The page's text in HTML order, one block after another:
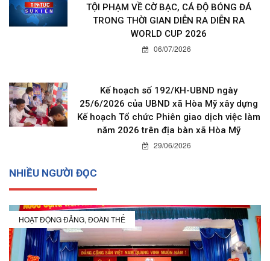
TỘI PHẠM VỀ CỜ BẠC, CÁ ĐỘ BÓNG ĐÁ
TRONG THỜI GIAN DIỄN RA DIỄN RA
WORLD CUP 2026
06/07/2026
Kế hoạch số 192/KH-UBND ngày
25/6/2026 của UBND xã Hòa Mỹ xây dựng
Kế hoạch Tổ chức Phiên giao dịch việc làm
năm 2026 trên địa bàn xã Hòa Mỹ
29/06/2026
NHIỀU NGƯỜI ĐỌC
HOẠT ĐỘNG ĐẢNG, ĐOÀN THỂ